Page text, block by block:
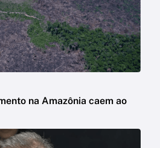
na Amazônia caem ao